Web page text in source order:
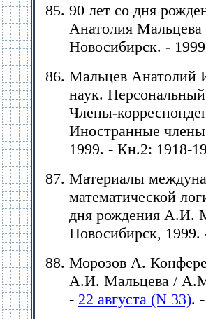
90 лет со дня
Анатолия
Новосибирск. -
Мальцев Анатолий
наук.
Члены-
Иностранные
1999. - Кн.2: 1918-
Материалы
математической
дня рождения А.И.
Новосибирск, 1999.
Морозов А.
А.И. Мальцева /
- 22 августа (N 33).